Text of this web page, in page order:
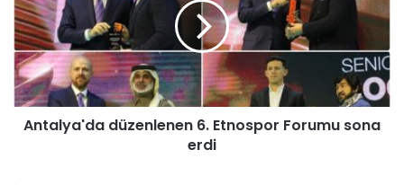
ü
r
k
ü
K
e
a
l
y
a
'
d
Antalya'da düzenlenen 6. Etnospor Forumu sona
erdi